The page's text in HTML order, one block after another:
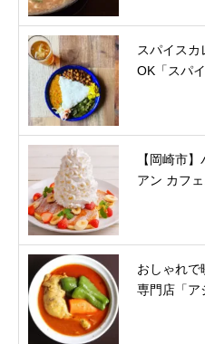
スパイスカ
OK「スパ
【岡崎市
アン カフ
おしゃれで
専門店「ア